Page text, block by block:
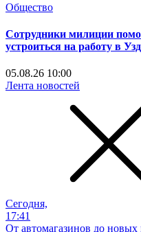
Общество
Сотрудники милиции
устроиться на работу в
05.08.26 10:00
Лента новостей
Сегодня,
17:41
От автомагазинов до